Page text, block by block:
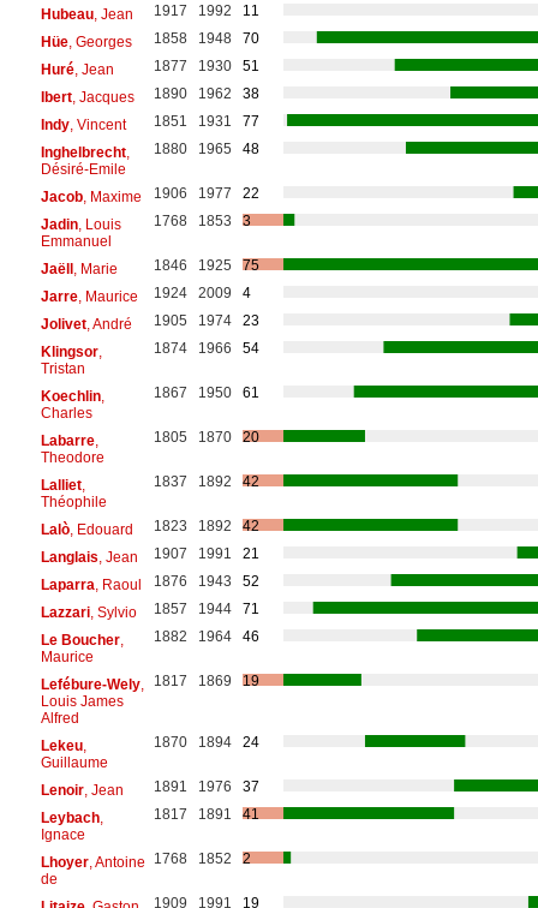
Hubeau, Jean 1917 1992
11
Hüe, Georges 1858 1948
70
Huré, Jean 1877 1930
51
Ibert, Jacques 1890 1962
38
Indy, Vincent 1851 1931
77
Inghelbrecht,
Désiré-Emile
1880 1965 48
Jacob, Maxime 1906 1977
22
Jadin, Louis
Emmanuel
1768 1853 3
Jaëll, Marie 1846 1925
75
Jarre, Maurice 1924 2009
4
Jolivet, André 1905 1974
23
Klingsor,
Tristan
1874 1966 54
Koechlin,
Charles
1867 1950 61
Labarre,
Theodore
1805 1870 20
Lalliet,
Théophile
1837 1892 42
Lalò, Edouard 1823 1892
42
Langlais , Jean 1907 1991
21
Laparra , Raoul 1876 1943
52
Lazzari, Sylvio 1857 1944
71
Le Boucher,
Maurice
1882 1964 46
Lefébure-Wely,
Louis James
Alfred
1817 1869 19
Lekeu,
Guillaume
1870 1894 24
Lenoir, Jean 1891 1976
37
Leybach,
Ignace
1817 1891 41
Lhoyer, Antoine
de
1768 1852 2
1909 1991
19